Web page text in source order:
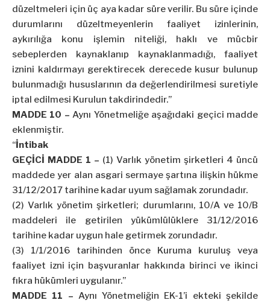
düzeltmeleri için üç aya kadar süre verilir. Bu süre içinde
durumlarını düzeltmeyenlerin faaliyet izinlerinin,
aykırılığa konu işlemin niteliği, haklı ve mücbir
sebeplerden kaynaklanıp kaynaklanmadığı, faaliyet
iznini kaldırmayı gerektirecek derecede kusur bulunup
bulunmadığı hususlarının da değerlendirilmesi suretiyle
iptal edilmesi Kurulun takdirindedir.”
MADDE 10 – Aynı Yönetmeliğe aşağıdaki geçici madde
eklenmiştir.
“İntibak
GEÇİCİ MADDE 1 – (1) Varlık yönetim şirketleri 4 üncü
maddede yer alan asgari sermaye şartına ilişkin hükme
31/12/2017 tarihine kadar uyum sağlamak zorundadır.
(2) Varlık yönetim şirketleri; durumlarını, 10/A ve 10/B
maddeleri ile getirilen yükümlülüklere 31/12/2016
tarihine kadar uygun hale getirmek zorundadır.
(3) 1/1/2016 tarihinden önce Kuruma kuruluş veya
faaliyet izni için başvuranlar hakkında birinci ve ikinci
fıkra hükümleri uygulanır.”
MADDE 11 – Aynı Yönetmeliğin EK-1’i ekteki şekilde